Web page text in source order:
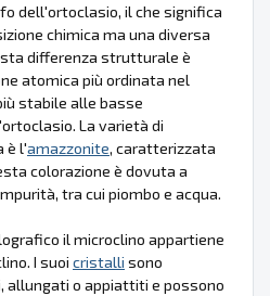
dell'ortoclasio, il che significa
chimica ma una diversa
differenza strutturale è
atomica più ordinata nel
stabile alle basse
La varietà di
è l'amazzonite, caratterizzata
colorazione è dovuta a
tra cui piombo e acqua.
il microclino appartiene
I suoi cristalli sono
allungati o appiattiti e possono